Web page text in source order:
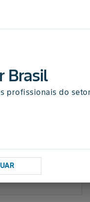
Brasil
profissionais do